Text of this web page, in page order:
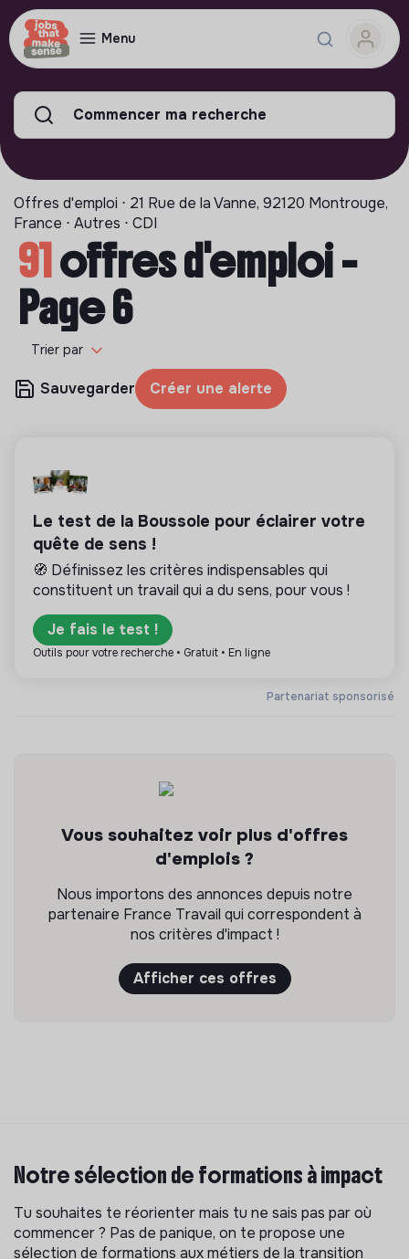
Menu
Commencer ma recherche
Offres d'emploi ⋅ 21 Rue de la Vanne, 92120 Montrouge,
France ⋅ Autres ⋅ CDI
91offres d'emploi -
Page 6
Trier par
Sauvegarder Créer une alerte
Partenariat sponsorisé
Le test de la Boussole pour éclairer votre
quête de sens !
🧭 Définissez les critères indispensables qui
constituent un travail qui a du sens, pour vous !
Je fais le test !
Outils pour votre recherche • Gratuit • En ligne
Vous souhaitez voir plus d'offres
d'emplois ?
Nous importons des annonces depuis notre
partenaire France Travail qui correspondent à
nos critères d'impact !
Afficher ces offres
Notre sélection de formations à impact
Tu souhaites te réorienter mais tu ne sais pas par où
commencer ? Pas de panique, on te propose une
sélection de formations aux métiers de la transition